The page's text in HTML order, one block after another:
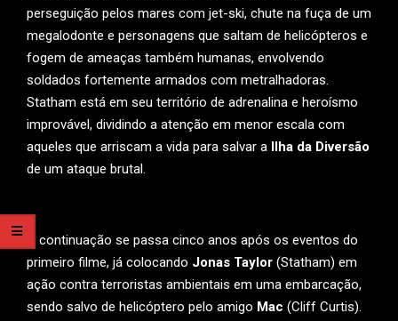
perseguição pelos mares com jet-ski, chute na fuça de um
megalodonte e personagens que saltam de helicópteros e
fogem de ameaças também humanas, envolvendo
soldados fortemente armados com metralhadoras.
Statham está em seu território de adrenalina e heroísmo
improvável, dividindo a atenção em menor escala com
aqueles que arriscam a vida para salvar a Ilha da Diversão
de um ataque brutal.
A continuação se passa cinco anos após os eventos do
primeiro filme, já colocando Jonas Taylor (Statham) em
ação contra terroristas ambientais em uma embarcação,
sendo salvo de helicóptero pelo amigo Mac (Cliff Curtis).